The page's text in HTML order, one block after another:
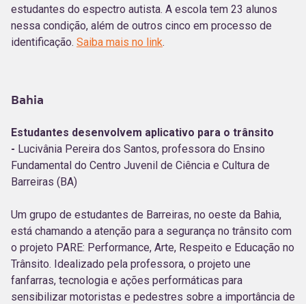
estudantes do espectro autista. A escola tem 23 alunos
nessa condição, além de outros cinco em processo de
identificação. Saiba mais no link.
Bahia
Estudantes desenvolvem aplicativo para o trânsito
- Lucivânia Pereira dos Santos, professora do Ensino
Fundamental do Centro Juvenil de Ciência e Cultura de
Barreiras (BA)
Um grupo de estudantes de Barreiras, no oeste da Bahia,
está chamando a atenção para a segurança no trânsito com
o projeto PARE: Performance, Arte, Respeito e Educação no
Trânsito. Idealizado pela professora, o projeto une
fanfarras, tecnologia e ações performáticas para
sensibilizar motoristas e pedestres sobre a importância de